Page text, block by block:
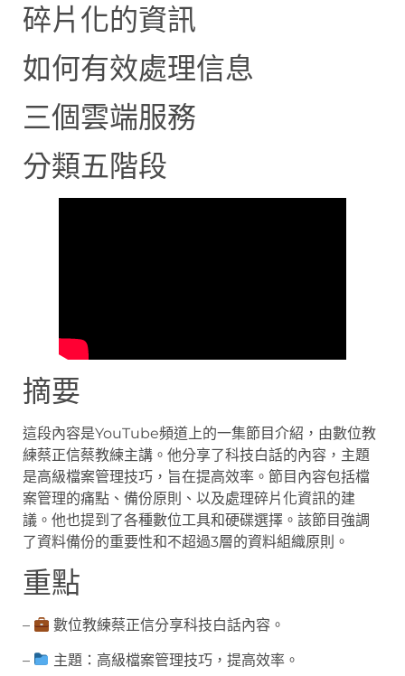
碎片化的資訊
如何有效處理信息
三個雲端服務
分類五階段
摘要
這段內容是YouTube頻道上的一集節目介紹，由數位教
練蔡正信蔡教練主講。他分享了科技白話的內容，主題
是高級檔案管理技巧，旨在提高效率。節目內容包括檔
案管理的痛點、備份原則、以及處理碎片化資訊的建
議。他也提到了各種數位工具和硬碟選擇。該節目強調
了資料備份的重要性和不超過3層的資料組織原則。
重點
– 數位教練蔡正信分享科技白話內容。
– 主題：高級檔案管理技巧，提高效率。